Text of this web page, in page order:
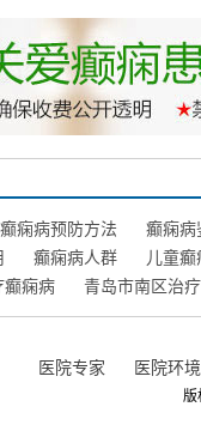
癫痫病预防方法
癫痫病
癫痫病人群
儿童癫
癫痫病 青岛市南区治
医院专家 医院环境
版